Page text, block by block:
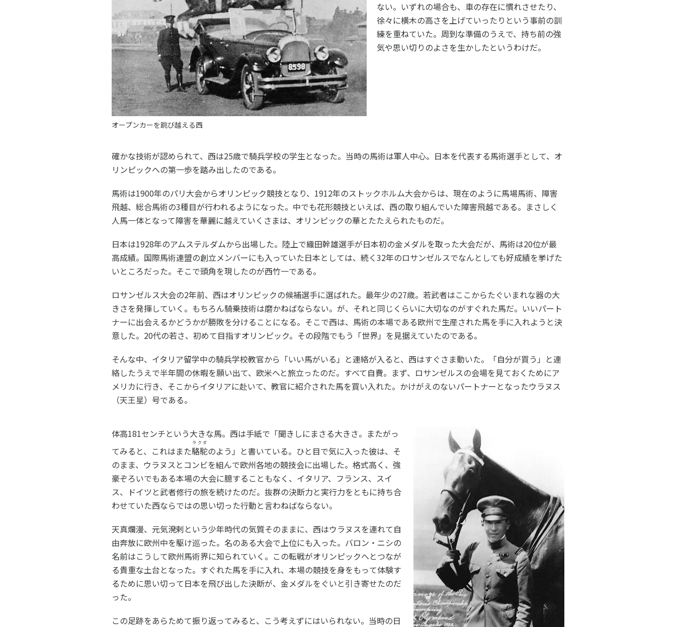
メールマガジン
「SSFニュース」
会員登録
アクセス
個人情報保護方針
オープンカーを跳び越える西
ない。いずれの場合も、車の存在に慣れさせたり、
徐々に横木の高さを上げていったりという事前の訓
練を重ねていた。周到な準備のうえで、持ち前の強
気や思い切りのよさを生かしたというわけだ。
確かな技術が認められて、西は25歳で騎兵学校の学生となった。当時の馬術は軍人中心。日本を代表する馬術選手として、オ
リンピックへの第一歩を踏み出したのである。
馬術は1900年のパリ大会からオリンピック競技となり、1912年のストックホルム大会からは、現在のように馬場馬術、障害
飛越、総合馬術の3種目が行われるようになった。中でも花形競技といえば、西の取り組んでいた障害飛越である。まさしく
人馬一体となって障害を華麗に越えていくさまは、オリンピックの華とたたえられたものだ。
日本は1928年のアムステルダムから出場した。陸上で織田幹雄選手が日本初の金メダルを取った大会だが、馬術は20位が最
高成績。国際馬術連盟の創立メンバーにも入っていた日本としては、続く32年のロサンゼルスでなんとしても好成績を挙げた
いところだった。そこで頭角を現したのが西竹一である。
ロサンゼルス大会の2年前、西はオリンピックの候補選手に選ばれた。最年少の27歳。若武者はここからたぐいまれな器の大
きさを発揮していく。もちろん騎乗技術は磨かねばならない。が、それと同じくらいに大切なのがすぐれた馬だ。いいパート
ナーに出会えるかどうかが勝敗を分けることになる。そこで西は、馬術の本場である欧州で生産された馬を手に入れようと決
意した。20代の若さ、初めて目指すオリンピック。その段階でもう「世界」を見据えていたのである。
そんな中、イタリア留学中の騎兵学校教官から「いい馬がいる」と連絡が入ると、西はすぐさま動いた。「自分が買う」と連
絡したうえで半年間の休暇を願い出て、欧米へと旅立ったのだ。すべて自費。まず、ロサンゼルスの会場を見ておくためにア
メリカに行き、そこからイタリアに赴いて、教官に紹介された馬を買い入れた。かけがえのないパートナーとなったウラヌス
（天王星）号である。
体高181センチという大きな馬。西は手紙で「聞きしにまさる大きさ。またがっ
てみると、これはまた駱駝
ラクダ
のよう」と書いている。ひと目で気に入った彼は、そ
のまま、ウラヌスとコンビを組んで欧州各地の競技会に出場した。格式高く、強
豪ぞろいでもある本場の大会に臆することもなく、イタリア、フランス、スイ
ス、ドイツと武者修行の旅を続けたのだ。抜群の決断力と実行力をともに持ち合
わせていた西ならではの思い切った行動と言わねばならない。
天真爛漫、元気溌剌という少年時代の気質そのままに、西はウラヌスを連れて自
由奔放に欧州中を駆け巡った。名のある大会で上位にも入った。バロン・ニシの
名前はこうして欧州馬術界に知られていく。この転戦がオリンピックへとつなが
る貴重な土台となった。すぐれた馬を手に入れ、本場の競技を身をもって体験す
るために思い切って日本を飛び出した決断が、金メダルをぐいと引き寄せたのだ
った。
この足跡をあらためて振り返ってみると、こう考えずにはいられない。当時の日